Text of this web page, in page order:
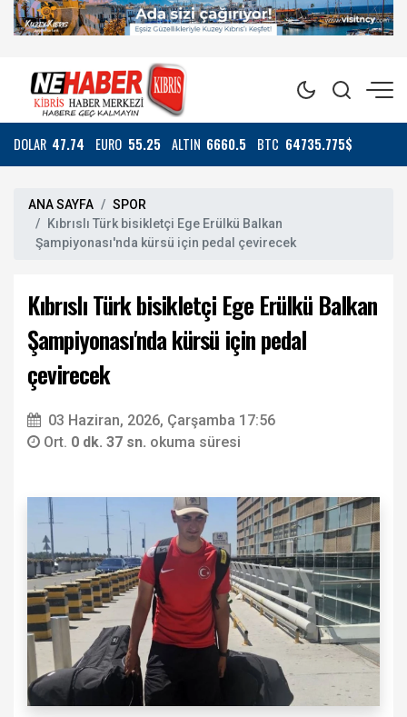
DOLAR 47.74 EURO 55.25 ALTIN 6660.5 BTC 64735.775$
ANA SAYFA
SPOR
Kıbrıslı Türk bisikletçi Ege Erülkü Balkan
Şampiyonası'nda kürsü için pedal çevirecek
Kıbrıslı Türk bisikletçi Ege Erülkü Balkan
Şampiyonası'nda kürsü için pedal
çevirecek
03 Haziran, 2026, Çarşamba 17:56
Ort. 0 dk. 37 sn. okuma süresi